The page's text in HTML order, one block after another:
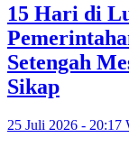
15 Hari di
Setengah
Sikap
25 Juli 2026 - 20:17